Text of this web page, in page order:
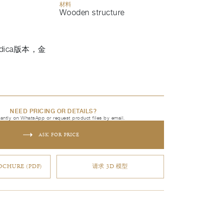
材料
Wooden structure
版本，金
NEED PRICING OR DETAILS?
on WhatsApp or request product files by email.
ASK FOR PRICE
(PDF) 请求 3D 模型